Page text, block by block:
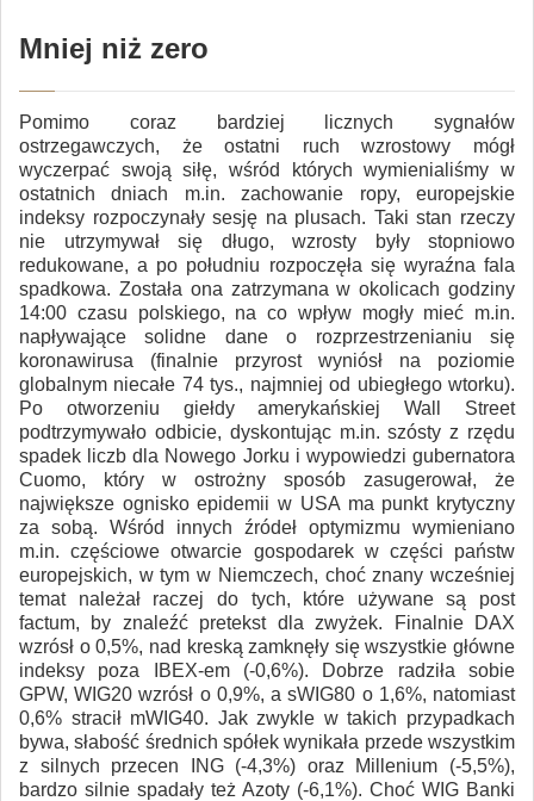
Mniej niż zero
Pomimo coraz bardziej licznych sygnałów
ostrzegawczych, że ostatni ruch wzrostowy mógł
wyczerpać swoją siłę, wśród których wymienialiśmy w
ostatnich dniach m.in. zachowanie ropy, europejskie
indeksy rozpoczynały sesję na plusach. Taki stan rzeczy
nie utrzymywał się długo, wzrosty były stopniowo
redukowane, a po południu rozpoczęła się wyraźna fala
spadkowa. Została ona zatrzymana w okolicach godziny
14:00 czasu polskiego, na co wpływ mogły mieć m.in.
napływające solidne dane o rozprzestrzenianiu się
koronawirusa (finalnie przyrost wyniósł na poziomie
globalnym niecałe 74 tys., najmniej od ubiegłego wtorku).
Po otworzeniu giełdy amerykańskiej Wall Street
podtrzymywało odbicie, dyskontując m.in. szósty z rzędu
spadek liczb dla Nowego Jorku i wypowiedzi gubernatora
Cuomo, który w ostrożny sposób zasugerował, że
największe ognisko epidemii w USA ma punkt krytyczny
za sobą. Wśród innych źródeł optymizmu wymieniano
m.in. częściowe otwarcie gospodarek w części państw
europejskich, w tym w Niemczech, choć znany wcześniej
temat należał raczej do tych, które używane są post
factum, by znaleźć pretekst dla zwyżek. Finalnie DAX
wzrósł o 0,5%, nad kreską zamknęły się wszystkie główne
indeksy poza IBEX-em (-0,6%). Dobrze radziła sobie
GPW, WIG20 wzrósł o 0,9%, a sWIG80 o 1,6%, natomiast
0,6% stracił mWIG40. Jak zwykle w takich przypadkach
bywa, słabość średnich spółek wynikała przede wszystkim
z silnych przecen ING (-4,3%) oraz Millenium (-5,5%),
bardzo silnie spadały też Azoty (-6,1%). Choć WIG Banki